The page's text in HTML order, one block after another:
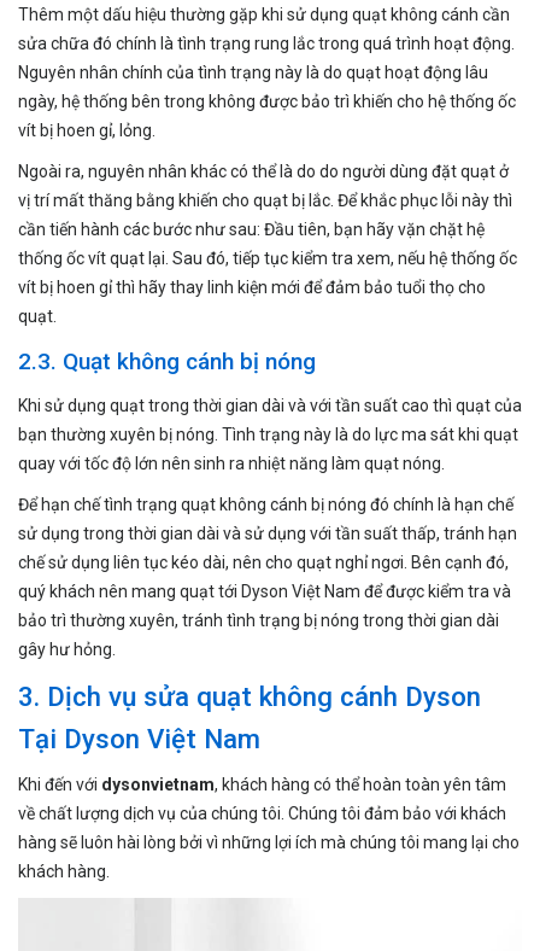
Thêm một dấu hiệu thường gặp khi sử dụng quạt không cánh cần
sửa chữa đó chính là tình trạng rung lắc trong quá trình hoạt động.
Nguyên nhân chính của tình trạng này là do quạt hoạt động lâu
ngày, hệ thống bên trong không được bảo trì khiến cho hệ thống ốc
vít bị hoen gỉ, lỏng.
Ngoài ra, nguyên nhân khác có thể là do do người dùng đặt quạt ở
vị trí mất thăng bằng khiến cho quạt bị lắc. Để khắc phục lỗi này thì
cần tiến hành các bước như sau: Đầu tiên, bạn hãy vặn chặt hệ
thống ốc vít quạt lại. Sau đó, tiếp tục kiểm tra xem, nếu hệ thống ốc
vít bị hoen gỉ thì hãy thay linh kiện mới để đảm bảo tuổi thọ cho
quạt.
2.3. Quạt không cánh bị nóng
Khi sử dụng quạt trong thời gian dài và với tần suất cao thì quạt của
bạn thường xuyên bị nóng. Tình trạng này là do lực ma sát khi quạt
quay với tốc độ lớn nên sinh ra nhiệt năng làm quạt nóng.
Để hạn chế tình trạng quạt không cánh bị nóng đó chính là hạn chế
sử dụng trong thời gian dài và sử dụng với tần suất thấp, tránh hạn
chế sử dụng liên tục kéo dài, nên cho quạt nghỉ ngơi. Bên cạnh đó,
quý khách nên mang quạt tới Dyson Việt Nam để được kiểm tra và
bảo trì thường xuyên, tránh tình trạng bị nóng trong thời gian dài
gây hư hỏng.
3. Dịch vụ sửa quạt không cánh Dyson
Tại Dyson Việt Nam
Khi đến với dysonvietnam, khách hàng có thể hoàn toàn yên tâm
về chất lượng dịch vụ của chúng tôi. Chúng tôi đảm bảo với khách
hàng sẽ luôn hài lòng bởi vì những lợi ích mà chúng tôi mang lại cho
khách hàng.